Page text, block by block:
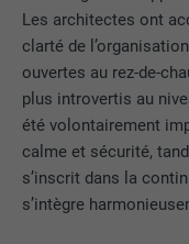
Les architectes ont
clarté de
ouvertes au rez-de-
plus introvertis au
été volontairement
calme et sécurité,
s’inscrit dans la
s’intègre